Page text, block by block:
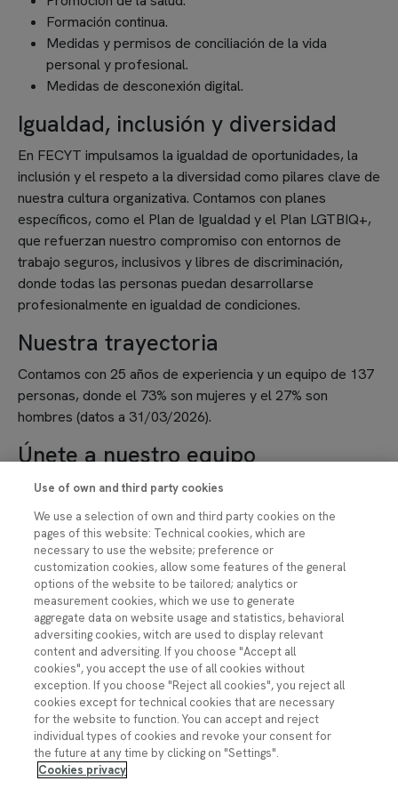
Formación continua.
Medidas y permisos de conciliación de la vida
personal y profesional.
Medidas de desconexión digital.
Igualdad, inclusión y diversidad
En FECYT impulsamos la igualdad de oportunidades, la
inclusión y el respeto a la diversidad como pilares clave de
nuestra cultura organizativa. Contamos con planes
específicos, como el Plan de Igualdad y el Plan LGTBIQ+,
que refuerzan nuestro compromiso con entornos de
trabajo seguros, inclusivos y libres de discriminación,
donde todas las personas puedan desarrollarse
profesionalmente en igualdad de condiciones.
Nuestra trayectoria
Contamos con 25 años de experiencia y un equipo de 137
personas, donde el 73% son mujeres y el 27% son
hombres (datos a 31/03/2026).
Únete a nuestro equipo
Si quieres formar parte de una organización
comprometida con el bienestar de su equipo, te invitamos
a conocer nuestras ofertas de empleo.
Accede a nuestro Portal de Empleo
Use of own and third party cookies
We use a selection of own and third party cookies on the
pages of this website: Technical cookies, which are
necessary to use the website; preference or
customization cookies, allow some features of the general
options of the website to be tailored; analytics or
measurement cookies, which we use to generate
aggregate data on website usage and statistics, behavioral
adversiting cookies, witch are used to display relevant
content and adversiting. If you choose "Accept all
cookies", you accept the use of all cookies without
exception. If you choose "Reject all cookies", you reject all
cookies except for technical cookies that are necessary
for the website to function. You can accept and reject
individual types of cookies and revoke your consent for
the future at any time by clicking on "Settings".
Cookies privacy